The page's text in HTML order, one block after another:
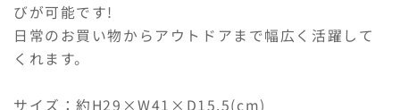
コ
バ
ッ
大
コ
バ
大
びが可能です!
日常のお買い物からアウトドアまで幅広く活躍して
くれます。
サイズ：約H29×W41×D15.5(cm)